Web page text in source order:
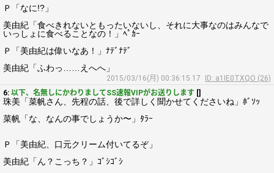
Ｐ「なに!?」
美由紀「食べきれないともったいないし、それに大事なのはみんなで
いっしょに食べることなの！」ﾍﾟｶｰ
Ｐ「美由紀は偉いなあ！」ﾅﾃﾞﾅﾃﾞ
美由紀「ふわっ……えへへ」
2015/03/16(月) 00:36:15.17
ID: a1IE0TXQO (26)
6: 以下、名無しにかわりましてSS速報VIPがお送りします []
珠美「菜帆さん、先程の話、後で詳しく聞かせてくださいね」ﾎﾞｿｯ
菜帆「な、なんの事でしょうか〜」ﾀﾗｰ
Ｐ「美由紀、口元クリーム付いてるぞ」
美由紀「ん？こっち？」ｺﾞｼｺﾞｼ